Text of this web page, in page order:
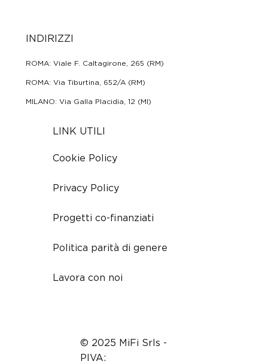
INDIRIZZI
ROMA: Viale F. Caltagirone, 265 (RM)
ROMA: Via Tiburtina, 652/A (RM)
MILANO: Via Galla Placidia, 12 (MI)
LINK UTILI
Cookie Policy
Privacy Policy
Progetti co-finanziati
Politica parità di genere
Lavora con noi
© 2025 MiFi Srls -
PIVA: